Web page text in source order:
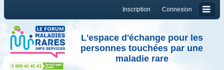
Connexion
Inscription
L'espace d'échange pour les
personnes touchées par une
maladie rare